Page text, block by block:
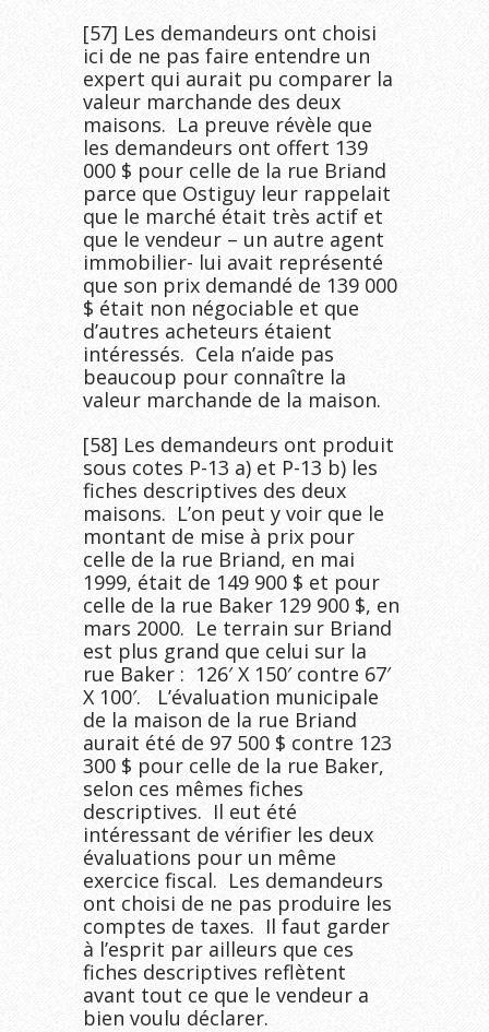
[57] Les demandeurs ont choisi
ici de ne pas faire entendre un
expert qui aurait pu comparer la
valeur marchande des deux
maisons. La preuve révèle que
les demandeurs ont offert 139
000 $ pour celle de la rue Briand
parce que Ostiguy leur rappelait
que le marché était très actif et
que le vendeur – un autre agent
immobilier- lui avait représenté
que son prix demandé de 139 000
$ était non négociable et que
d’autres acheteurs étaient
intéressés. Cela n’aide pas
beaucoup pour connaître la
valeur marchande de la maison.
[58] Les demandeurs ont produit
sous cotes P-13 a) et P-13 b) les
fiches descriptives des deux
maisons. L’on peut y voir que le
montant de mise à prix pour
celle de la rue Briand, en mai
1999, était de 149 900 $ et pour
celle de la rue Baker 129 900 $, en
mars 2000. Le terrain sur Briand
est plus grand que celui sur la
rue Baker : 126′ X 150′ contre 67′
X 100′. L’évaluation municipale
de la maison de la rue Briand
aurait été de 97 500 $ contre 123
300 $ pour celle de la rue Baker,
selon ces mêmes fiches
descriptives. Il eut été
intéressant de vérifier les deux
évaluations pour un même
exercice fiscal. Les demandeurs
ont choisi de ne pas produire les
comptes de taxes. Il faut garder
à l’esprit par ailleurs que ces
fiches descriptives reflètent
avant tout ce que le vendeur a
bien voulu déclarer.